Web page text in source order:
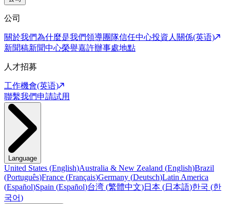
公司
關於我們為什麼是我們領導團隊信任中心投資人關係(英语)
新聞稿新聞中心榮譽嘉許辦事處地點
人才招募
工作機會(英语)
聯繫我們申請試用
Language
United States (English)Australia & New Zealand (English)Brazil
(Português)France (Français)Germany (Deutsch)Latin America
(Español)Spain (Español)台湾 (繁體中文)日本 (日本語)한국 (한
국어)